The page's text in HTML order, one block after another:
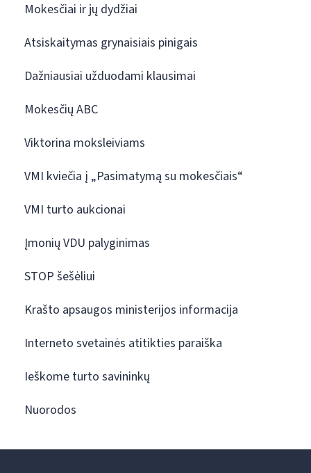
Mokesčiai ir jų dydžiai
Atsiskaitymas grynaisiais pinigais
Dažniausiai užduodami klausimai
Mokesčių ABC
Viktorina moksleiviams
VMI kviečia į „Pasimatymą su mokesčiais“
VMI turto aukcionai
Įmonių VDU palyginimas
STOP šešėliui
Krašto apsaugos ministerijos informacija
Interneto svetainės atitikties paraiška
Ieškome turto savininkų
Nuorodos